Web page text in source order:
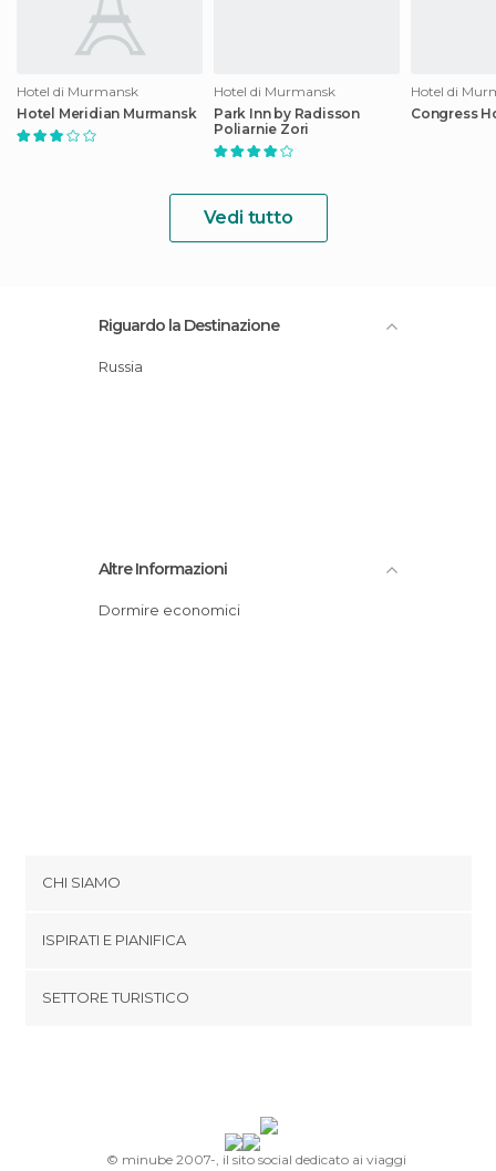
Hotel di Murmansk
Hotel Meridian Murmansk
Hotel di Murmansk
Park Inn by Radisson
Poliarnie Zori
Hotel di
Congress
Vedi tutto
Riguardo la Destinazione
Russia
Altre Informazioni
Dormire economici
CHI SIAMO
Termini e Condizioni
ISPIRATI E PIANIFICA
SETTORE TURISTICO
© minube 2007-, il sito social dedicato ai viaggi